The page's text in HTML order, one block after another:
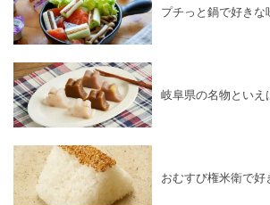
プチっと鍋で好きな
岐阜県の名物といえ
おむすび権米衛で好